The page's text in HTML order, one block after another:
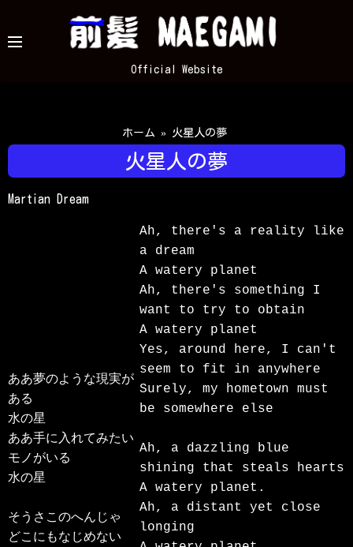
テ
キ
ッ
プ
Official Website
ホーム » 火星人の夢
火星人の夢
Martian Dream
ああ夢のような現実が
ある
水の星
ああ手に入れてみたい
モノがいる
水の星
そうさこのへんじゃ
どこにもなじめない
Ah, there's a reality like
a dream
A watery planet
Ah, there's something I
want to try to obtain
A watery planet
Yes, around here, I can't
seem to fit in anywhere
Surely, my hometown must
be somewhere else
Ah, a dazzling blue
shining that steals hearts
A watery planet.
Ah, a distant yet close
longing